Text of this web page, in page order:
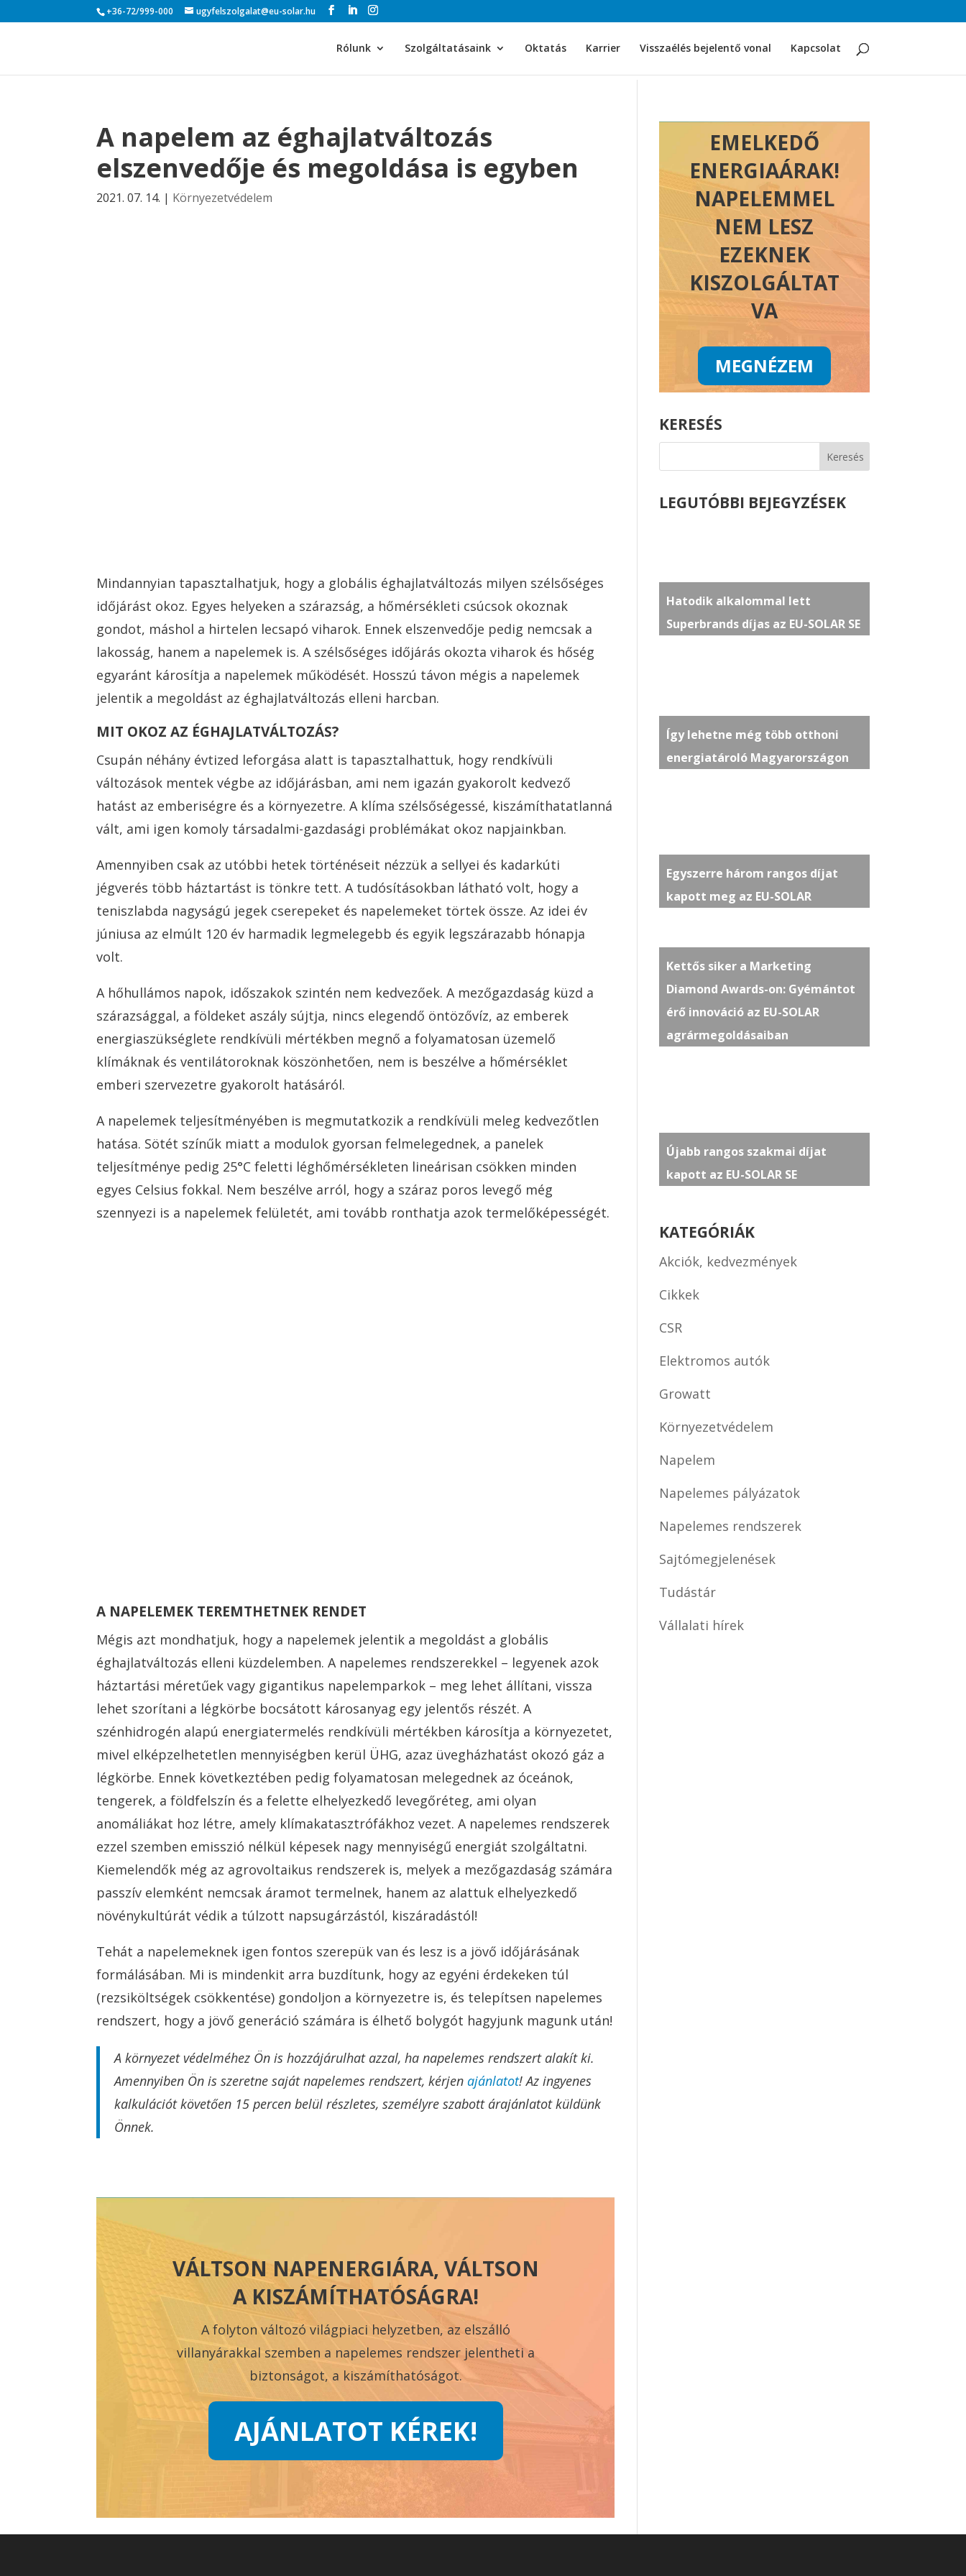
+36-72/999-000 ugyfelszolgalat@eu-solar.hu
Rólunk Szolgáltatásaink Oktatás Karrier Visszaélés bejelentő vonal Kapcsolat
A napelem az éghajlatváltozás
elszenvedője és megoldása is egyben
2021. 07. 14. | Környezetvédelem
Mindannyian tapasztalhatjuk, hogy a globális éghajlatváltozás milyen szélsőséges
időjárást okoz. Egyes helyeken a szárazság, a hőmérsékleti csúcsok okoznak
gondot, máshol a hirtelen lecsapó viharok. Ennek elszenvedője pedig nemcsak a
lakosság, hanem a napelemek is. A szélsőséges időjárás okozta viharok és hőség
egyaránt károsítja a napelemek működését. Hosszú távon mégis a napelemek
jelentik a megoldást az éghajlatváltozás elleni harcban.
MIT OKOZ AZ ÉGHAJLATVÁLTOZÁS?
Csupán néhány évtized leforgása alatt is tapasztalhattuk, hogy rendkívüli
változások mentek végbe az időjárásban, ami nem igazán gyakorolt kedvező
hatást az emberiségre és a környezetre. A klíma szélsőségessé, kiszámíthatatlanná
vált, ami igen komoly társadalmi-gazdasági problémákat okoz napjainkban.
Amennyiben csak az utóbbi hetek történéseit nézzük a sellyei és kadarkúti
jégverés több háztartást is tönkre tett. A tudósításokban látható volt, hogy a
teniszlabda nagyságú jegek cserepeket és napelemeket törtek össze. Az idei év
júniusa az elmúlt 120 év harmadik legmelegebb és egyik legszárazabb hónapja
volt.
A hőhullámos napok, időszakok szintén nem kedvezőek. A mezőgazdaság küzd a
szárazsággal, a földeket aszály sújtja, nincs elegendő öntözővíz, az emberek
energiaszükséglete rendkívüli mértékben megnő a folyamatosan üzemelő
klímáknak és ventilátoroknak köszönhetően, nem is beszélve a hőmérséklet
emberi szervezetre gyakorolt hatásáról.
A napelemek teljesítményében is megmutatkozik a rendkívüli meleg kedvezőtlen
hatása. Sötét színűk miatt a modulok gyorsan felmelegednek, a panelek
teljesítménye pedig 25°C feletti léghőmérsékleten lineárisan csökken minden
egyes Celsius fokkal. Nem beszélve arról, hogy a száraz poros levegő még
szennyezi is a napelemek felületét, ami tovább ronthatja azok termelőképességét.
A NAPELEMEK TEREMTHETNEK RENDET
Mégis azt mondhatjuk, hogy a napelemek jelentik a megoldást a globális
éghajlatváltozás elleni küzdelemben. A napelemes rendszerekkel – legyenek azok
háztartási méretűek vagy gigantikus napelemparkok – meg lehet állítani, vissza
lehet szorítani a légkörbe bocsátott károsanyag egy jelentős részét. A
szénhidrogén alapú energiatermelés rendkívüli mértékben károsítja a környezetet,
mivel elképzelhetetlen mennyiségben kerül ÜHG, azaz üvegházhatást okozó gáz a
légkörbe. Ennek következtében pedig folyamatosan melegednek az óceánok,
tengerek, a földfelszín és a felette elhelyezkedő levegőréteg, ami olyan
anomáliákat hoz létre, amely klímakatasztrófákhoz vezet. A napelemes rendszerek
ezzel szemben emisszió nélkül képesek nagy mennyiségű energiát szolgáltatni.
Kiemelendők még az agrovoltaikus rendszerek is, melyek a mezőgazdaság számára
passzív elemként nemcsak áramot termelnek, hanem az alattuk elhelyezkedő
növénykultúrát védik a túlzott napsugárzástól, kiszáradástól!
Tehát a napelemeknek igen fontos szerepük van és lesz is a jövő időjárásának
formálásában. Mi is mindenkit arra buzdítunk, hogy az egyéni érdekeken túl
(rezsiköltségek csökkentése) gondoljon a környezetre is, és telepítsen napelemes
rendszert, hogy a jövő generáció számára is élhető bolygót hagyjunk magunk után!
A környezet védelméhez Ön is hozzájárulhat azzal, ha napelemes rendszert alakít ki.
Amennyiben Ön is szeretne saját napelemes rendszert, kérjenajánlatot! Az ingyenes
kalkulációt követően 15 percen belül részletes, személyre szabott árajánlatot küldünk
Önnek.
VÁLTSON NAPENERGIÁRA, VÁLTSON
A KISZÁMÍTHATÓSÁGRA!
A folyton változó világpiaci helyzetben, az elszálló
villanyárakkal szemben a napelemes rendszer jelentheti a
biztonságot, a kiszámíthatóságot.
AJÁNLATOT KÉREK!
EMELKEDŐ
ENERGIAÁRAK!
NAPELEMMEL
NEM LESZ
EZEKNEK
KISZOLGÁLTAT
VA
MEGNÉZEM
KERESÉS
LEGUTÓBBI BEJEGYZÉSEK
Hatodik alkalommal lett
Superbrands díjas az EU-SOLAR SE
Így lehetne még több otthoni
energiatároló Magyarországon
Egyszerre három rangos díjat
kapott meg az EU-SOLAR
Kettős siker a Marketing
Diamond Awards-on: Gyémántot
érő innováció az EU-SOLAR
agrármegoldásaiban
Újabb rangos szakmai díjat
kapott az EU-SOLAR SE
KATEGÓRIÁK
Akciók, kedvezmények
Cikkek
CSR
Elektromos autók
Growatt
Környezetvédelem
Napelem
Napelemes pályázatok
Napelemes rendszerek
Sajtómegjelenések
Tudástár
Vállalati hírek